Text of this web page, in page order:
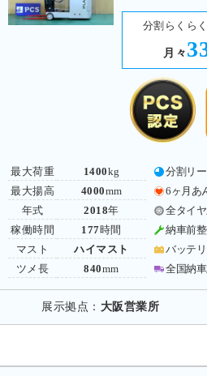
分割らくら
月々
最大荷重
最大揚高
年式
稼働時間
マスト
ツメ長
1400kg
4000mm
2018年
177時間
ハイマスト
840mm
分割リ
6ヶ月あ
全タイ
納車前
バッテ
全国納
展示拠点： 大阪営業所